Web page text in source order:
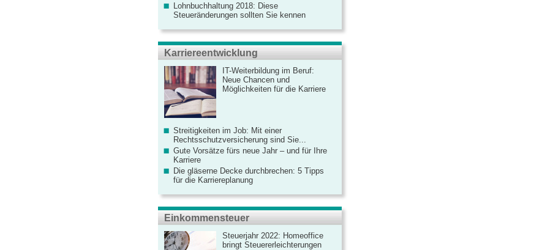
Lohnbuchhaltung 2018: Diese
Steueränderungen sollten Sie kennen
Karriereentwicklung
IT-Weiterbildung im Beruf:
Neue Chancen und
Möglichkeiten für die Karriere
Streitigkeiten im Job: Mit einer
Rechtsschutzversicherung sind Sie...
Gute Vorsätze fürs neue Jahr – und für Ihre
Karriere
Die gläserne Decke durchbrechen: 5 Tipps
für die Karriereplanung
Einkommensteuer
Steuerjahr 2022: Homeoffice
bringt Steuererleichterungen